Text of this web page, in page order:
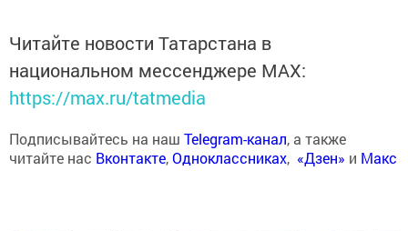
Читайте новости Татарстана в
национальном мессенджере MАХ:
https://max.ru/tatmedia
Подписывайтесь на наш Telegram-канал, а также
читайте нас Вконтакте,Одноклассниках, «Дзен» и Макс